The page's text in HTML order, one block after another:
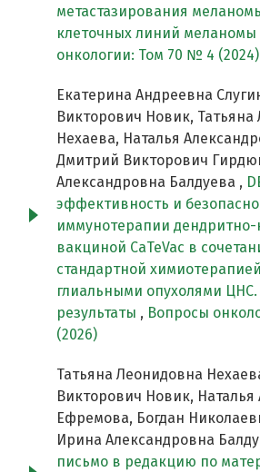
метастазирования
клеточных линий меланомы
онкологии: Том 70 № 4 (2024)
Екатерина Андреевна
Викторович Новик, Татьяна
Нехаева, Наталья
Дмитрий Викторович
Александровна Балдуева ,
эффективность и
иммунотерапии дендритно-
вакциной CaTeVac в
стандартной
глиальными опухолями
результаты , Вопросы
(2026)
Татьяна Леонидовна
Викторович Новик, Наталья
Ефремова, Богдан
Ирина Александровна
письмо в редакцию по